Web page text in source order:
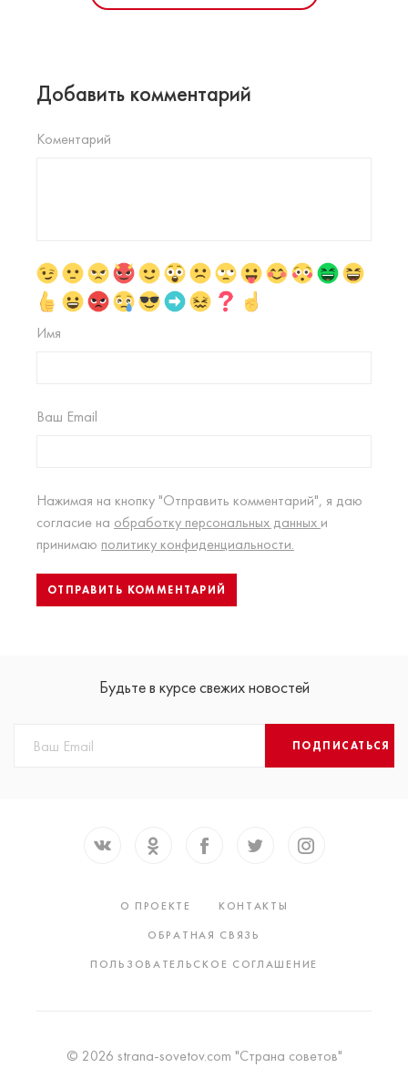
Добавить комментарий
Коментарий
Имя
Ваш Email
Нажимая на кнопку "Отправить комментарий", я даю
согласие на обработку персональных данных и
принимаю политику конфиденциальности.
Будьте в курсе свежих новостей
ПОДПИСАТЬСЯ
О ПРОЕКТЕ
КОНТАКТЫ
ОБРАТНАЯ СВЯЗЬ
ПОЛЬЗОВАТЕЛЬСКОЕ СОГЛАШЕНИЕ
© 2026 strana-sovetov.com "Страна советов"